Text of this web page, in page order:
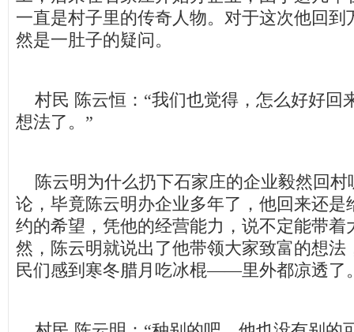
一直是村子里的传奇人物。对于这次他回到
然是一肚子的疑问。
村民 陈云恒：“我们也觉得，怎么好好回
想法了。”
陈云明为什么扔下石家庄的企业毅然回村
论，毕竟陈云明办企业多年了，他回来还是
约的希望，凭他的经营能力，说不定能带着
然，陈云明就说出了他带领大家致富的想法
民们感到寒冬腊月吃冰棍——里外都凉透了